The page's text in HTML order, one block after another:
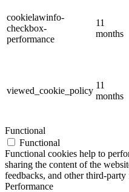
cookielawinfo-
checkbox-
performance
11
months
viewed_cookie_policy
11
months
Functional
Functional
Functional cookies help to
sharing the content of the
feedbacks, and other third-party
Performance